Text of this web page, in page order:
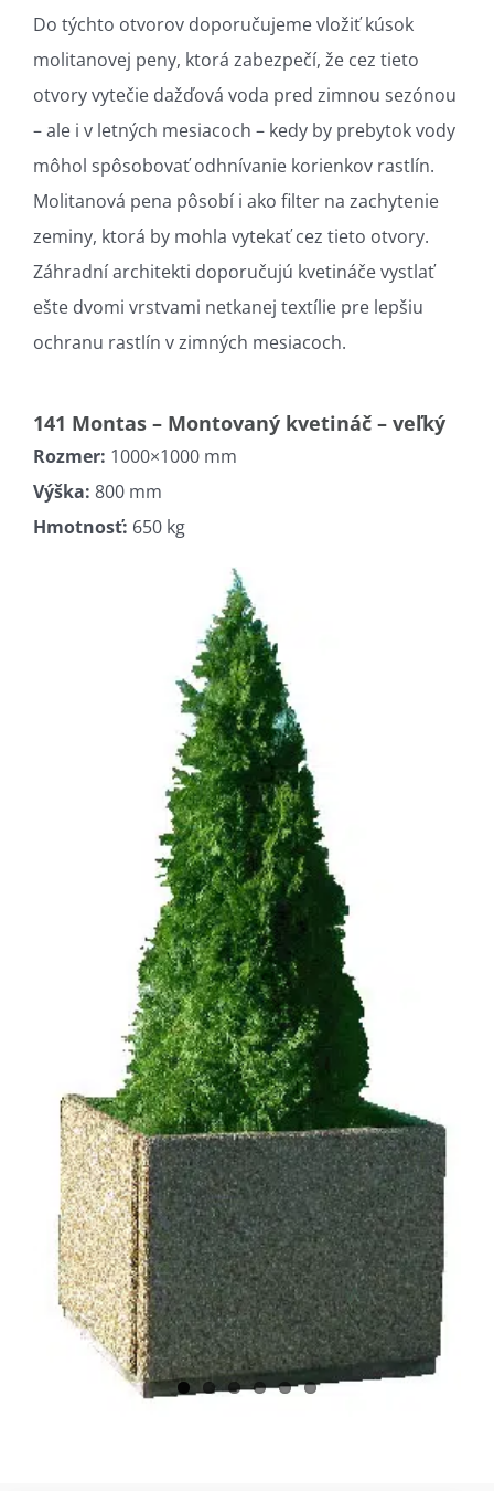
Do týchto otvorov doporučujeme vložiť kúsok
molitanovej peny, ktorá zabezpečí, že cez tieto
otvory vytečie dažďová voda pred zimnou sezónou
– ale i v letných mesiacoch – kedy by prebytok vody
môhol spôsobovať odhnívanie korienkov rastlín.
Molitanová pena pôsobí i ako filter na zachytenie
zeminy, ktorá by mohla vytekať cez tieto otvory.
Záhradní architekti doporučujú kvetináče vystlať
ešte dvomi vrstvami netkanej textílie pre lepšiu
ochranu rastlín v zimných mesiacoch.
141 Montas – Montovaný kvetináč – veľký
Rozmer: 1000×1000 mm
Výška: 800 mm
Hmotnosť: 650 kg